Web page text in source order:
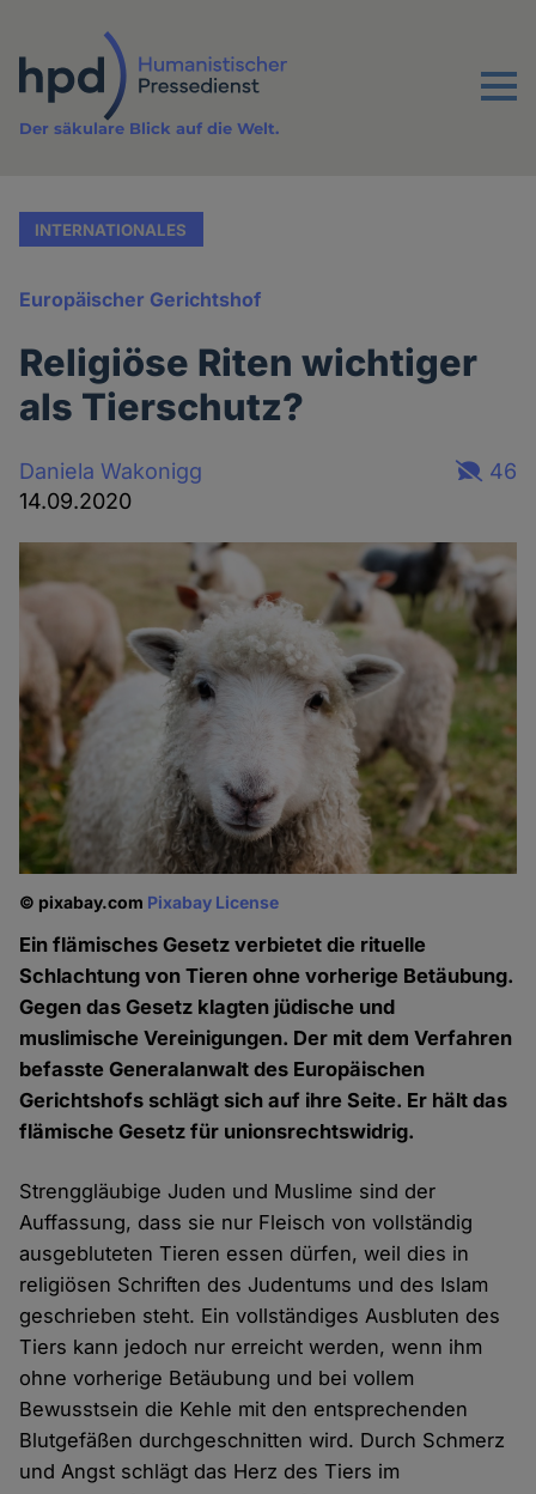
Inhalt
Menu
Der säkulare Blick auf die Welt.
INTERNATIONALES
Europäischer Gerichtshof
Religiöse Riten wichtiger
als Tierschutz?
Daniela Wakonigg
14.09.2020
46
© pixabay.com Pixabay License
Ein flämisches Gesetz verbietet die rituelle
Schlachtung von Tieren ohne vorherige Betäubung.
Gegen das Gesetz klagten jüdische und
muslimische Vereinigungen. Der mit dem Verfahren
befasste Generalanwalt des Europäischen
Gerichtshofs schlägt sich auf ihre Seite. Er hält das
flämische Gesetz für unionsrechtswidrig.
Strenggläubige Juden und Muslime sind der
Auffassung, dass sie nur Fleisch von vollständig
ausgebluteten Tieren essen dürfen, weil dies in
religiösen Schriften des Judentums und des Islam
geschrieben steht. Ein vollständiges Ausbluten des
Tiers kann jedoch nur erreicht werden, wenn ihm
ohne vorherige Betäubung und bei vollem
Bewusstsein die Kehle mit den entsprechenden
Blutgefäßen durchgeschnitten wird. Durch Schmerz
und Angst schlägt das Herz des Tiers im